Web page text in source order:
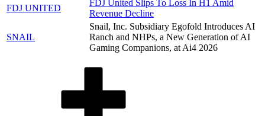
FDJ UNITED
FDJ United Slips To Loss In H1 Amid
Revenue Decline
SNAIL
Snail, Inc. Subsidiary Egofold Introduces AI
Ranch and NHPs, a New Generation of AI
Gaming Companions, at Ai4 2026